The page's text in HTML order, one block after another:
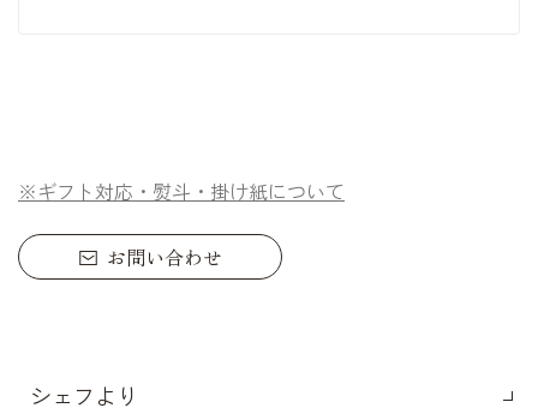
※ギフト対応・熨斗・掛け紙について
お問い合わせ
シェフより